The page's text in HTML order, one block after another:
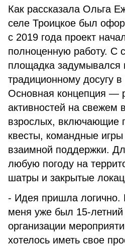
Как рассказала Ольга
селе Троицкое был
с 2019 года проект
полноценную работу. С
площадка задумывался
традиционному досугу
Основная концепция —
активностей на свежем
взрослых, включающие
квесты, командные
взаимной поддержки.
любую погоду на
шатры и закрытые
- Идея пришла логично.
меня уже был 15-
организации
хотелось иметь свое